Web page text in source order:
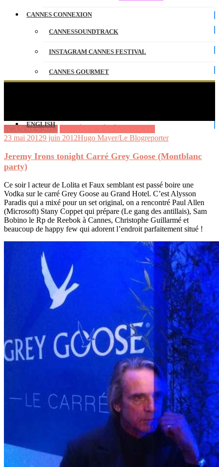
CANNES CONNEXION
CANNESSOUNDTRACK
INSTAGRAM CANNES FESTIVAL
CANNES GOURMET
ENGLISH
#CANNES 2012 SOIRÉES & ÉVÉNEMENTS
23 mai 20129 juin 2012Hugo Mayer/Le Blogreporter
Jeremy Irons tonight Carré Grey Goose (Montblanc
party)
Ce soir l acteur de Lolita et Faux semblant est passé boire une
Vodka sur le carré Grey Goose au Grand Hotel. C’est Alysson
Paradis qui a mixé pour un set original, on a rencontré Paul Allen
(Microsoft) Stany Coppet qui prépare (Le gang des antillais), Sam
Bobino le Rp de Reebok à Cannes, Christophe Guillarmé et
beaucoup de happy few qui adorent l’endroit parfaitement situé !